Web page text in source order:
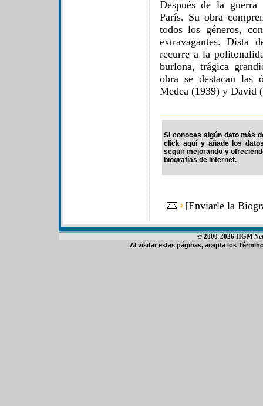
Después de la
París. Su obra
todos los géneros,
extravagantes. Dista
recurre a la
burlona, trágica
obra se destacan las
Medea (1939) y David
Si conoces algún dato más
click aquí y añade los
seguir mejorando y
biografías de Internet.
[Enviarle la
© 2000-2026 HGM
Al visitar estas páginas, acepta los